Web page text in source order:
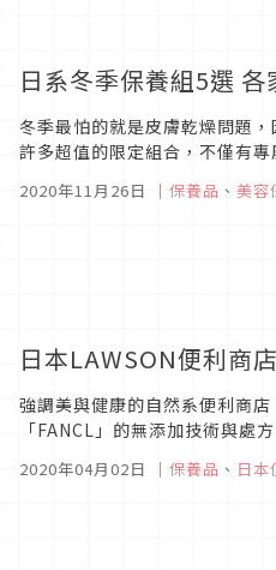
日系冬季保養組5選
冬季最怕的就是皮膚乾燥問題
許多超值的限定組合，不僅有
2020年11月26日 ｜ 保養品 、 美容
日本LAWSON便利商
強調美與健康的自然系便利商
「FANCL」的無添加技術與處
2020年04月02日 ｜ 保養品 、 日本